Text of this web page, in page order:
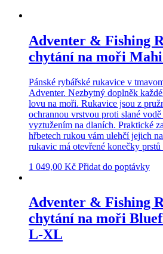
Adventer & Fishing
chytání na moři
Pánské rybářské rukavice v
Adventer. Nezbytný doplněk
lovu na moři. Rukavice jsou z
ochrannou vrstvou proti slané
vyztužením na dlaních. Praktické
hřbetech rukou vám ulehčí jejich
rukavic má otevřené konečky
1 049,00 Kč Přidat do poptávky
Adventer & Fishing
chytání na moři
L-XL